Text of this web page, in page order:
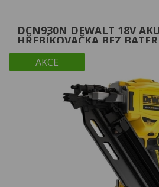
AKCE
DCN930N DEWALT 18V
HŘEBÍKOVAČKA BEZ